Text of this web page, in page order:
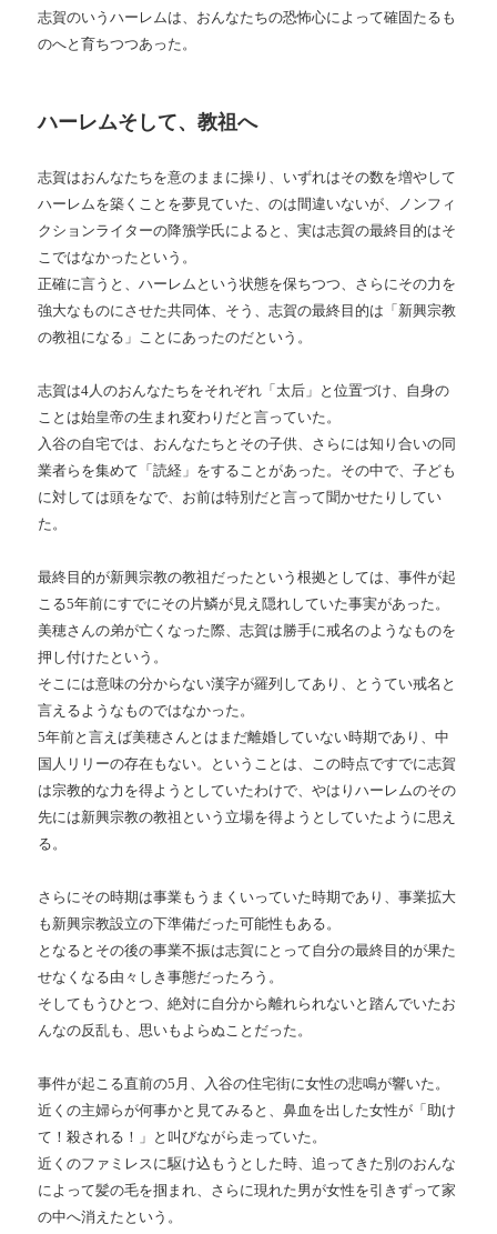
志賀のいうハーレムは、おんなたちの恐怖心によって確固たるも
のへと育ちつつあった。
ハーレムそして、教祖へ
志賀はおんなたちを意のままに操り、いずれはその数を増やして
ハーレムを築くことを夢見ていた、のは間違いないが、ノンフィ
クションライターの降籏学氏によると、実は志賀の最終目的はそ
こではなかったという。
正確に言うと、ハーレムという状態を保ちつつ、さらにその力を
強大なものにさせた共同体、そう、志賀の最終目的は「新興宗教
の教祖になる」ことにあったのだという。
志賀は4人のおんなたちをそれぞれ「太后」と位置づけ、自身の
ことは始皇帝の生まれ変わりだと言っていた。
入谷の自宅では、おんなたちとその子供、さらには知り合いの同
業者らを集めて「読経」をすることがあった。その中で、子ども
に対しては頭をなで、お前は特別だと言って聞かせたりしてい
た。
最終目的が新興宗教の教祖だったという根拠としては、事件が起
こる5年前にすでにその片鱗が見え隠れしていた事実があった。
美穂さんの弟が亡くなった際、志賀は勝手に戒名のようなものを
押し付けたという。
そこには意味の分からない漢字が羅列してあり、とうてい戒名と
言えるようなものではなかった。
5年前と言えば美穂さんとはまだ離婚していない時期であり、中
国人リリーの存在もない。ということは、この時点ですでに志賀
は宗教的な力を得ようとしていたわけで、やはりハーレムのその
先には新興宗教の教祖という立場を得ようとしていたように思え
る。
さらにその時期は事業もうまくいっていた時期であり、事業拡大
も新興宗教設立の下準備だった可能性もある。
となるとその後の事業不振は志賀にとって自分の最終目的が果た
せなくなる由々しき事態だったろう。
そしてもうひとつ、絶対に自分から離れられないと踏んでいたお
んなの反乱も、思いもよらぬことだった。
事件が起こる直前の5月、入谷の住宅街に女性の悲鳴が響いた。
近くの主婦らが何事かと見てみると、鼻血を出した女性が「助け
て！殺される！」と叫びながら走っていた。
近くのファミレスに駆け込もうとした時、追ってきた別のおんな
によって髪の毛を掴まれ、さらに現れた男が女性を引きずって家
の中へ消えたという。